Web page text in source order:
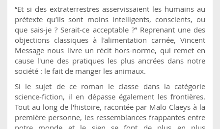
“Et si des extraterrestres asservissaient les humains au
prétexte qu’ils sont moins intelligents, conscients, ou
que sais-je ? Serait-ce acceptable ?” Reprenant une des
objections classiques à l'alimentation carnée, Vincent
Message nous livre un récit hors-norme, qui remet en
cause l'une des pratiques les plus ancrées dans notre
société : le fait de manger les animaux.
Si le sujet de ce roman le classe dans la catégorie
science-fiction, il en dépasse également les frontières.
Tout au long de l'histoire, racontée par Malo Claeys à la
première personne, les ressemblances frappantes entre